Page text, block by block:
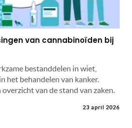
van cannabinoïden bij
bestanddelen in wiet,
het behandelen van kanker.
van de stand van zaken.
23 april 2026